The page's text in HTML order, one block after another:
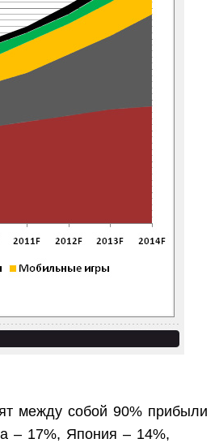
между собой 90% прибыли
– 17%, Япония – 14%,